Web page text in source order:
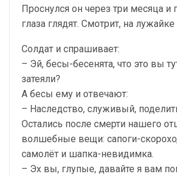
Проснулся он через три месяца и
глаза глядят. Смотрит, на
Солдат и спрашивает:
– Эй, бесы-бесенята, что это вы
затеяли?
А бесы ему и отвечают:
– Наследство, служивый,
Остались после смерти нашего
волшебные вещи: сапоги-
самолёт и шапка-невидимка.
– Эх вы, глупые, давайте я вам